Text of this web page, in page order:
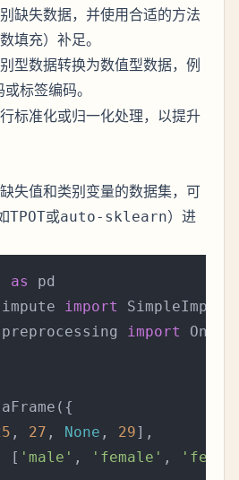
缺失数据，并使用合适的方法
填充）补足。
型数据转换为数值型数据，例
或标签编码。
标准化或归一化处理，以提升
失值和类别变量的数据集，可
TPOT或auto-sklearn）进
as
import
import
, 27 , None , 29],
[ 'male' , 'female' ,